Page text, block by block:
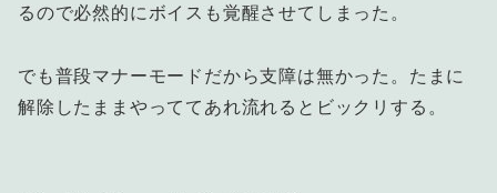
るので必然的にボイスも覚醒させてしまった。
でも普段マナーモードだから支障は無かった。たまに
解除したままやっててあれ流れるとビックリする。